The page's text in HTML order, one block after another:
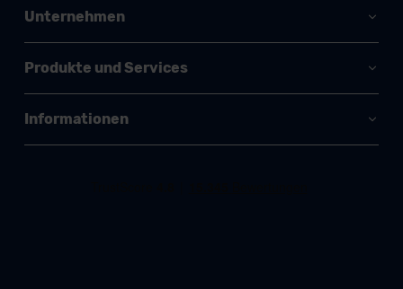
Unternehmen
Produkte und Services
Informationen